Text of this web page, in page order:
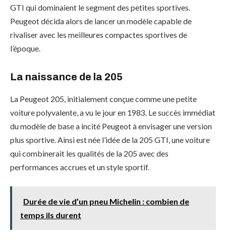
GTI qui dominaient le segment des petites sportives.
Peugeot décida alors de lancer un modèle capable de
rivaliser avec les meilleures compactes sportives de
l’époque.
La naissance de la 205
La Peugeot 205, initialement conçue comme une petite
voiture polyvalente, a vu le jour en 1983. Le succès immédiat
du modèle de base a incité Peugeot à envisager une version
plus sportive. Ainsi est née l’idée de la 205 GTI, une voiture
qui combinerait les qualités de la 205 avec des
performances accrues et un style sportif.
Durée de vie d’un pneu Michelin : combien de
temps ils durent